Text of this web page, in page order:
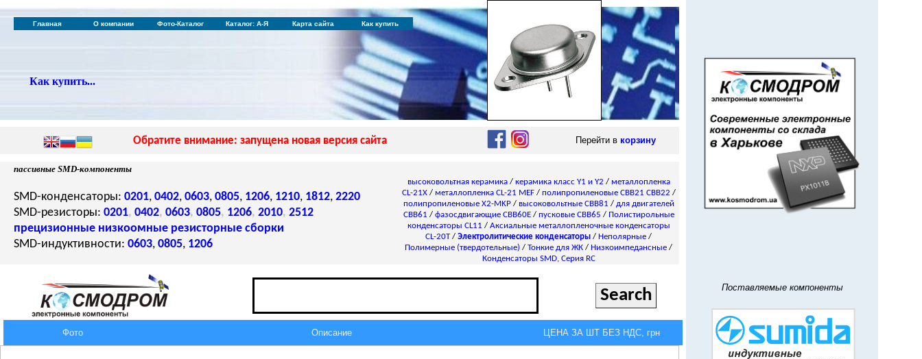
Главная О компании Фото-Каталог Каталог: А-Я Карта сайта Как купить
Как купить...
Обратите внимание: запущена новая версия сайта Перейти в корзину
пассивные SMD-компоненты
SMD-конденсаторы: 0201, 0402, 0603, 0805, 1206, 1210, 1812, 2220
SMD-резисторы: 0201, 0402, 0603, 0805, 1206, 2010, 2512
прецизионные низкоомные резисторные сборки
SMD-индуктивности: 0603, 0805, 1206
высоковольтная керамика/ керамика класс Y1 и Y2 / металлопленка
CL-21X/ металлопленка CL-21 MEF/ полипропиленовые CBB21 CBB22 /
полипропиленовые X2-MKP/ высоковольтные CBB81 / для двигателей
CBB61 / фазосдвигающие CBB60E/ пусковые CBB65 / Полистирольные
конденсаторы СL11 / Аксиальные металлопленочные конденсаторы
CL-20T/ Электролитические конденсаторы / Неполярные /
Полимерные (твердотельные) / Тонкие для ЖК / Низкоимпедансные /
Конденсаторы SMD, Серия RC
Фото Описание ЦЕНА ЗА ШТ БЕЗ НДС, грн
Поставляемые компоненты